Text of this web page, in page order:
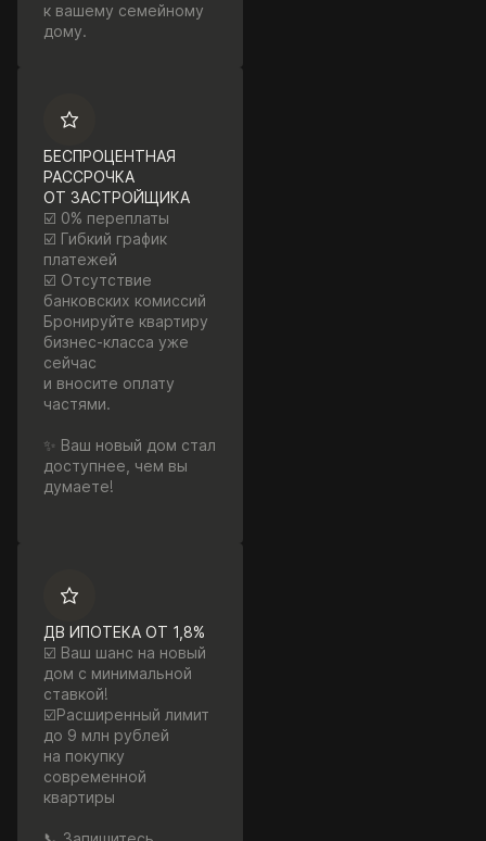
к вашему семейному
дому.
БЕСПРОЦЕНТНАЯ
РАССРОЧКА
ОТ ЗАСТРОЙЩИКА
☑️ 0% переплаты
☑️ Гибкий график
платежей
☑️ Отсутствие
банковских комиссий
Бронируйте квартиру
бизнес-класса уже
сейчас
и вносите оплату
частями.
✨ Ваш новый дом стал
доступнее, чем вы
думаете!
ДВ ИПОТЕКА ОТ 1,8%
☑️ Ваш шанс на новый
дом с минимальной
ставкой!
☑️Расширенный лимит
до 9 млн рублей
на покупку
современной
квартиры